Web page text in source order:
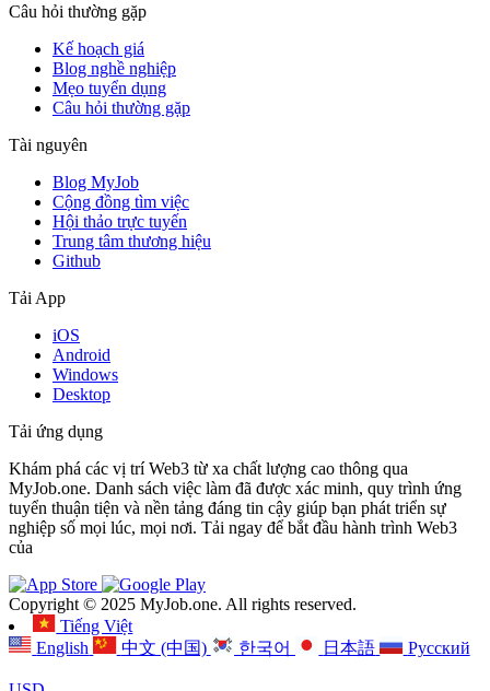
Câu hỏi thường gặp
Kế hoạch giá
Blog nghề nghiệp
Mẹo tuyển dụng
Câu hỏi thường gặp
Tài nguyên
Blog MyJob
Cộng đồng tìm việc
Hội thảo trực tuyến
Trung tâm thương hiệu
Github
Tải App
iOS
Android
Windows
Desktop
Tải ứng dụng
Khám phá các vị trí Web3 từ xa chất lượng cao thông qua
MyJob.one. Danh sách việc làm đã được xác minh, quy trình ứng
tuyển thuận tiện và nền tảng đáng tin cậy giúp bạn phát triển sự
nghiệp số mọi lúc, mọi nơi. Tải ngay để bắt đầu hành trình Web3
của
Copyright © 2025 MyJob.one. All rights reserved.
Tiếng Việt
English
中文 (中国) 한국어 日本語 Русский